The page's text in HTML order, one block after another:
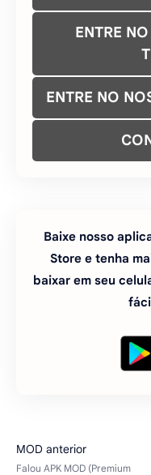
ENTRE
ENTRE NO
Baixe nosso
Store e tenha
baixar em seu